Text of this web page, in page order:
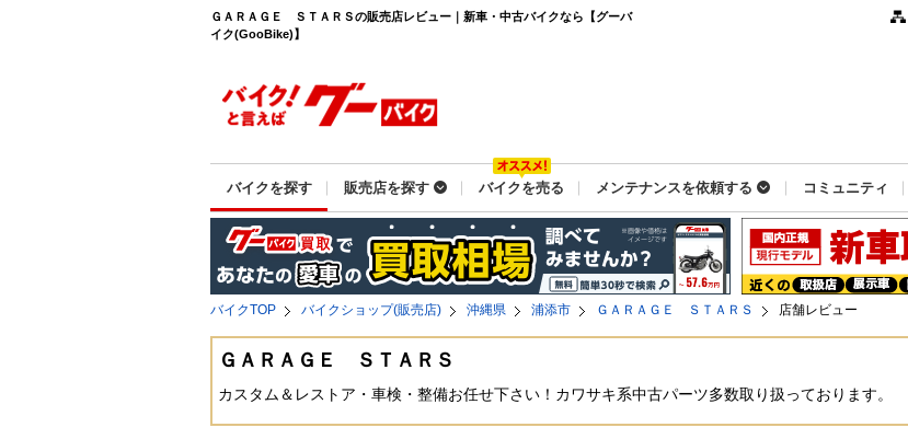
ＧＡＲＡＧＥ ＳＴＡＲＳの販売店レビュー｜新車・中古バイクなら【グーバ
イク(GooBike)】
バイクを探す 販売店を探す バイクを売る メンテナンスを依頼する コミュニティ
バイクTOP バイクショップ(販売店) 沖縄県 浦添市 ＧＡＲＡＧＥ ＳＴＡＲＳ 店舗レビュー
ＧＡＲＡＧＥ ＳＴＡＲＳ
カスタム＆レストア・車検・整備お任せ下さい！カワサキ系中古パーツ多数取り扱っております。